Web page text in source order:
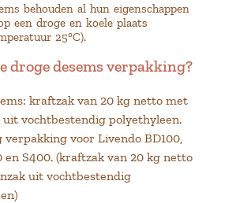
behouden al hun eigenschappen
een droge en koele plaats
25°C).
droge desems verpakking?
kraftzak van 20 kg netto met
uit vochtbestendig polyethyleen.
verpakking voor Livendo BD100,
en S400. (kraftzak van 20 kg netto
uit vochtbestendig